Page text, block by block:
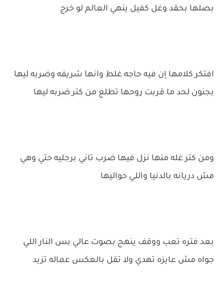
بصلها بحقد وغل كفيل ينهي العالم لو خرج
افتكر كلامها إن فيه حاجه غلط وانها شريفه وضربه ليها
بجنون لحد ما قربت روحها تطلع من كتر ضربه ليها
ومن كتر غله منها نزل فيها ضرب تاني برجليه حتي وهي
مش دريانه بالدنيا واللي حواليها
بعد فتره تعب ووقف ينهج بصوت عالي بس النار اللي
جواه مش عايزه تهدي ولا تقل بالعكس عماله تزيد